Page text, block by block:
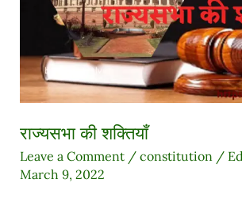
राज्यसभा की शक्तियाँ
Leave a Comment / constitution/
March 9, 2022